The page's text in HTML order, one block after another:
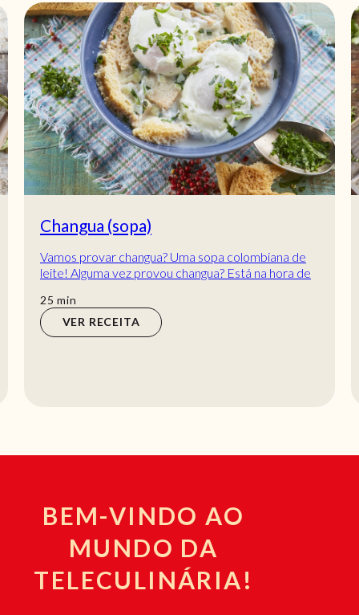
Changua (sopa)
Vamos provar changua? Uma sopa colombiana de
leite! Alguma vez provou changua? Está na hora de
25 min
min
VER RECEITA
BEM-VINDO AO
MUNDO DA
TELECULINÁRIA!